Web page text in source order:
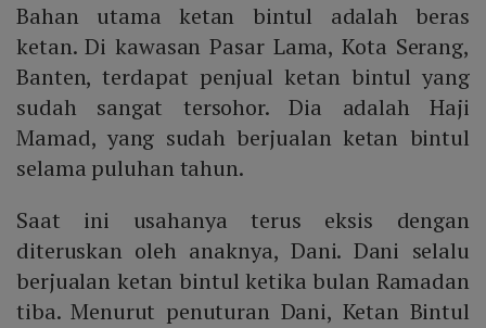
Bahan utama ketan bintul adalah beras
ketan. Di kawasan Pasar Lama, Kota Serang,
Banten, terdapat penjual ketan bintul yang
sudah sangat tersohor. Dia adalah Haji
Mamad, yang sudah berjualan ketan bintul
selama puluhan tahun.
Saat ini usahanya terus eksis dengan
diteruskan oleh anaknya, Dani. Dani selalu
berjualan ketan bintul ketika bulan Ramadan
tiba. Menurut penuturan Dani, Ketan Bintul